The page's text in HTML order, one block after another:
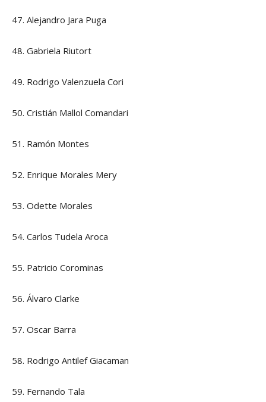
47. Alejandro Jara Puga
48. Gabriela Riutort
49. Rodrigo Valenzuela Cori
50. Cristián Mallol Comandari
51. Ramón Montes
52. Enrique Morales Mery
53. Odette Morales
54. Carlos Tudela Aroca
55. Patricio Corominas
56. Álvaro Clarke
57. Oscar Barra
58. Rodrigo Antilef Giacaman
59. Fernando Tala